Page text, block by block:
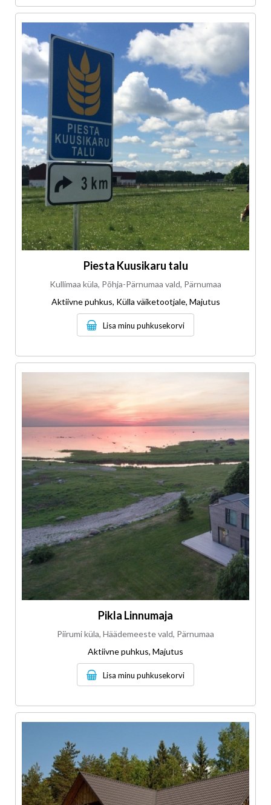
Piesta Kuusikaru talu
Kullimaa küla, Põhja-Pärnumaa vald, Pärnumaa
Aktiivne puhkus, Külla väiketootjale, Majutus
Lisa minu puhkusekorvi
Pikla Linnumaja
Piirumi küla, Häädemeeste vald, Pärnumaa
Aktiivne puhkus, Majutus
Lisa minu puhkusekorvi